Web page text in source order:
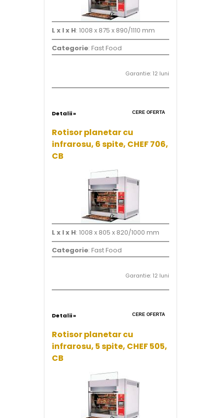
L x l x H: 1008 x 875 x 890/1110 mm
Categorie: Fast Food
Garantie: 12 luni
Detalii » CERE OFERTA
Rotisor planetar cu
infrarosu, 6 spite, CHEF 706,
CB
L x l x H: 1008 x 805 x 820/1000 mm
Categorie: Fast Food
Garantie: 12 luni
Detalii » CERE OFERTA
Rotisor planetar cu
infrarosu, 5 spite, CHEF 505,
CB